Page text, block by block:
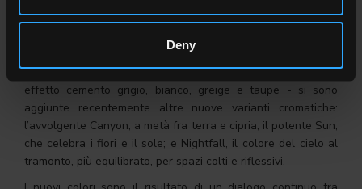
Deny
questo risultato anche eventualmente reinterpretandolo e
addolcendolo con un’estetica più morbida e in grado di
creare atmosfere ancor più confortevoli e conviviali, grazie
alle nuove proposte colore. Alle tonalità già disponibili -
effetto cemento grigio, bianco, greige e taupe - si sono
aggiunte recentemente altre nuove varianti cromatiche:
l’avvolgente Canyon, a metà fra terra e cipria; il potente Sun,
che celebra i fiori e il sole; e Nightfall, il colore del cielo al
tramonto, più equilibrato, per spazi colti e riflessivi.